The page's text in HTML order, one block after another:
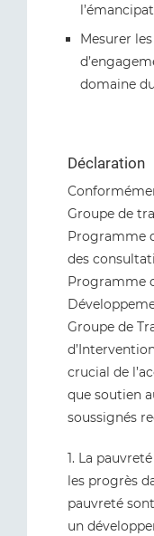
Mesurer
domaine
Déclaration
Groupe de
Programme
des
Programme
Groupe de
crucial de
que soutien
soussignés
1. La
les progrès
pauvreté
un